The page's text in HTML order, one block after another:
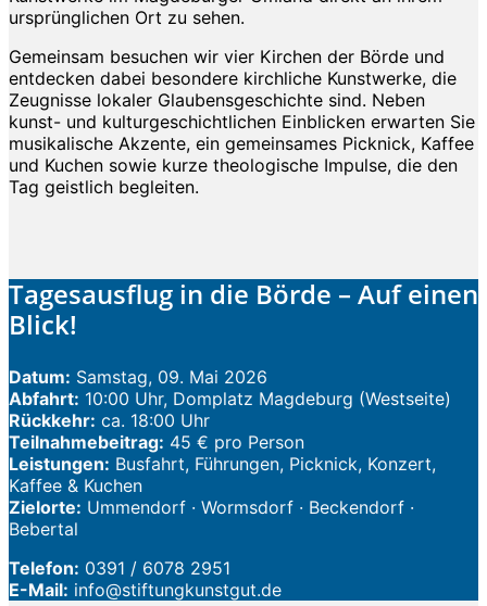
ursprünglichen Ort zu sehen.
Gemeinsam besuchen wir vier Kirchen der Börde und
entdecken dabei besondere kirchliche Kunstwerke, die
Zeugnisse lokaler Glaubensgeschichte sind. Neben
kunst- und kulturgeschichtlichen Einblicken erwarten Sie
musikalische Akzente, ein gemeinsames Picknick, Kaffee
und Kuchen sowie kurze theologische Impulse, die den
Tag geistlich begleiten.
Tagesausflug in die Börde – Auf einen
Blick!
Datum: Samstag, 09. Mai 2026
Abfahrt: 10:00 Uhr, Domplatz Magdeburg (Westseite)
Rückkehr: ca. 18:00 Uhr
Teilnahmebeitrag: 45 € pro Person
Leistungen: Busfahrt, Führungen, Picknick, Konzert,
Kaffee & Kuchen
Zielorte: Ummendorf · Wormsdorf · Beckendorf ·
Bebertal
Telefon: 0391 / 6078 2951
E-Mail: info@stiftungkunstgut.de